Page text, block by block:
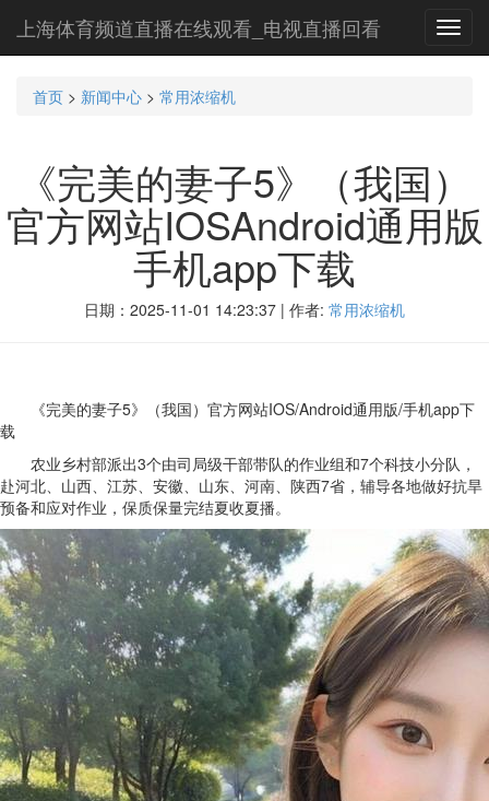
上海体育频道直播在线观看_电视直播回看
首页 > 新闻中心 > 常用浓缩机
《完美的妻子5》（我国）
官方网站IOSAndroid通用版
手机app下载
日期：2025-11-01 14:23:37 | 作者: 常用浓缩机
《完美的妻子5》（我国）官方网站IOS/Android通用版/手机app下
载
农业乡村部派出3个由司局级干部带队的作业组和7个科技小分队，
赴河北、山西、江苏、安徽、山东、河南、陕西7省，辅导各地做好抗旱
预备和应对作业，保质保量完结夏收夏播。